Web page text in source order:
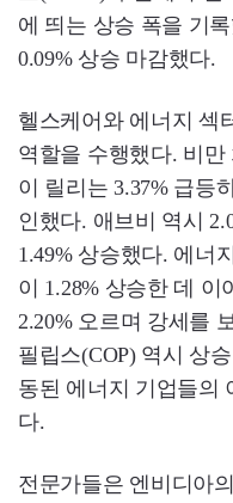
에 띄는 상승 폭을 기
0.09% 상승 마감했다.
헬스케어와 에너지 섹
역할을 수행했다. 비
이 릴리는 3.37% 급등
인했다. 애브비 역시
1.49% 상승했다. 에너
이 1.28% 상승한 데
2.20% 오르며 강세를
필립스(COP) 역시 상
동된 에너지 기업들의
다.
전문가들은 엔비디아